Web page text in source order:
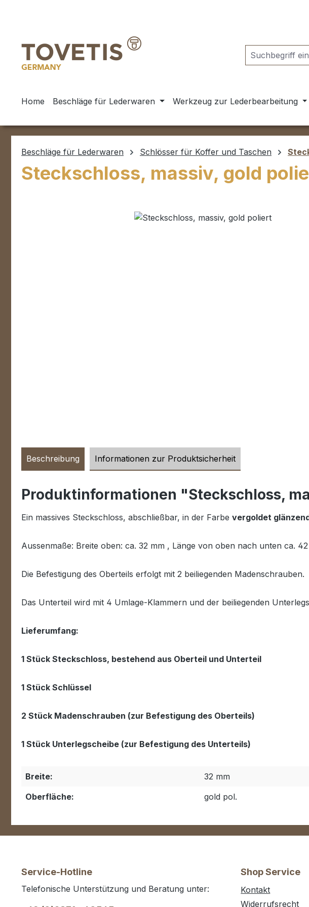
Home Beschläge für Lederwaren Werkzeug zur Lederbearbeitung
Beschläge für Lederwaren Schlösser für Koffer und Taschen
Steckschloss, massiv, gold
Beschreibung Informationen zur Produktsicherheit
Produktinformationen "Steckschloss,
Ein massives Steckschloss, abschließbar, in der Farbe vergoldet
Aussenmaße: Breite oben: ca. 32 mm , Länge von oben nach unten ca.
Die Befestigung des Oberteils erfolgt mit 2 beiliegenden Madenschrauben.
Das Unterteil wird mit 4 Umlage-Klammern und der beiliegenden
Lieferumfang:
1 Stück Steckschloss, bestehend aus Oberteil und Unterteil
1 Stück Schlüssel
2 Stück Madenschrauben (zur Befestigung des Oberteils)
1 Stück Unterlegscheibe (zur Befestigung des Unterteils)
Breite:
32 mm
Oberfläche:
gold pol.
Service-Hotline
Telefonische Unterstützung und Beratung unter:
Shop Service
Kontakt
Widerrufsrecht